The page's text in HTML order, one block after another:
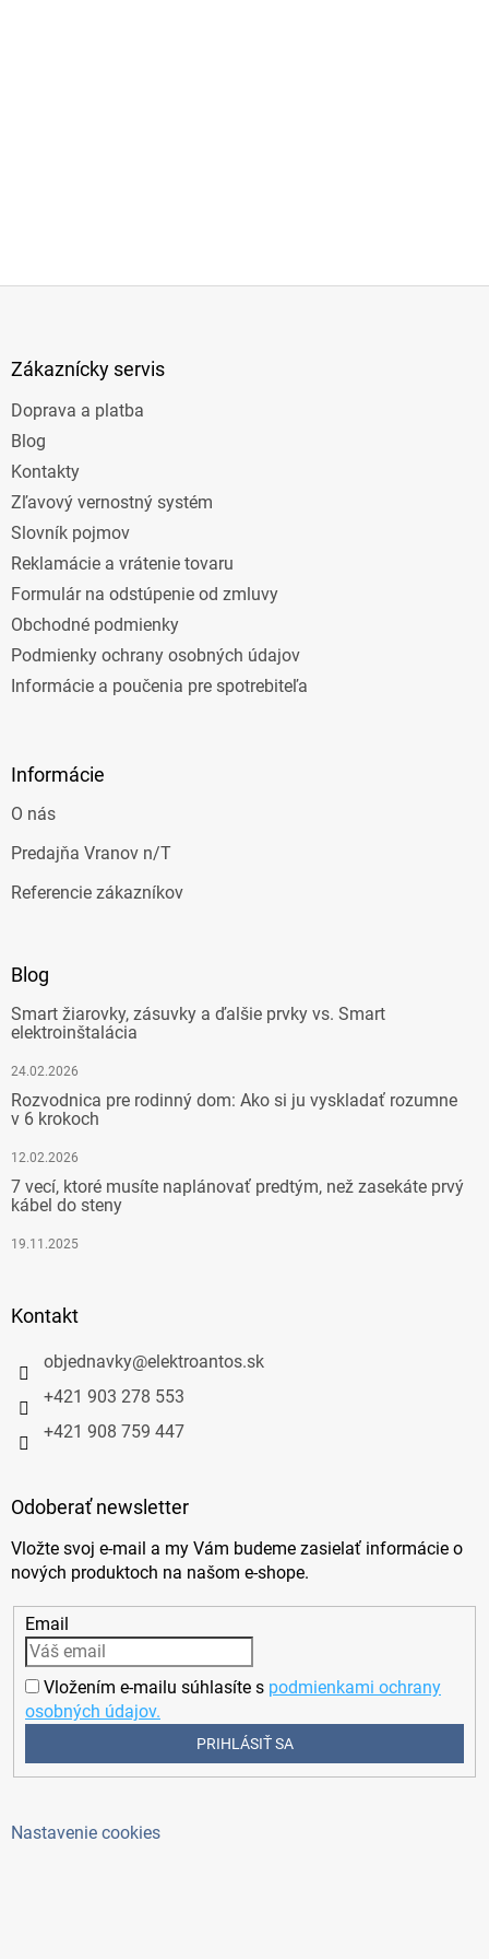
Zákaznícky servis
Doprava a platba
Blog
Kontakty
Zľavový vernostný systém
Slovník pojmov
Reklamácie a vrátenie tovaru
Formulár na odstúpenie od zmluvy
Obchodné podmienky
Podmienky ochrany osobných údajov
Informácie a poučenia pre spotrebiteľa
Informácie
O nás
Predajňa Vranov n/T
Referencie zákazníkov
Blog
Smart žiarovky, zásuvky a ďalšie prvky vs. Smart
elektroinštalácia
24.02.2026
Rozvodnica pre rodinný dom: Ako si ju vyskladať rozumne
v 6 krokoch
12.02.2026
7 vecí, ktoré musíte naplánovať predtým, než zasekáte prvý
kábel do steny
19.11.2025
Kontakt
objednavky@elektroantos.sk
+421 903 278 553
+421 908 759 447
Odoberať newsletter
Vložte svoj e-mail a my Vám budeme zasielať informácie o
nových produktoch na našom e-shope.
Email
Vložením e-mailu súhlasíte s podmienkami ochrany
osobných údajov.
PRIHLÁSIŤ SA
Nastavenie cookies